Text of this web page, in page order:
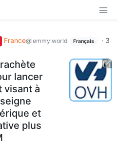
France@lemmy.world Français · 3
lancer
visant à
et
plus